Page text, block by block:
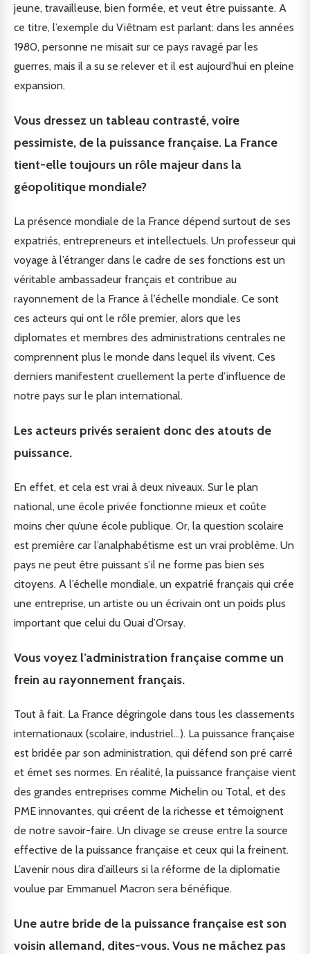
jeune, travailleuse, bien formée, et veut être puissante. A
ce titre, l’exemple du Viêtnam est parlant: dans les années
1980, personne ne misait sur ce pays ravagé par les
guerres, mais il a su se relever et il est aujourd’hui en pleine
expansion.
Vous dressez un tableau contrasté, voire
pessimiste, de la puissance française. La France
tient-elle toujours un rôle majeur dans la
géopolitique mondiale?
La présence mondiale de la France dépend surtout de ses
expatriés, entrepreneurs et intellectuels. Un professeur qui
voyage à l’étranger dans le cadre de ses fonctions est un
véritable ambassadeur français et contribue au
rayonnement de la France à l’échelle mondiale. Ce sont
ces acteurs qui ont le rôle premier, alors que les
diplomates et membres des administrations centrales ne
comprennent plus le monde dans lequel ils vivent. Ces
derniers manifestent cruellement la perte d’influence de
notre pays sur le plan international.
Les acteurs privés seraient donc des atouts de
puissance.
En effet, et cela est vrai à deux niveaux. Sur le plan
national, une école privée fonctionne mieux et coûte
moins cher qu’une école publique. Or, la question scolaire
est première car l’analphabétisme est un vrai problème. Un
pays ne peut être puissant s’il ne forme pas bien ses
citoyens. A l’échelle mondiale, un expatrié français qui crée
une entreprise, un artiste ou un écrivain ont un poids plus
important que celui du Quai d’Orsay.
Vous voyez l’administration française comme un
frein au rayonnement français.
Tout à fait. La France dégringole dans tous les classements
internationaux (scolaire, industriel…). La puissance française
est bridée par son administration, qui défend son pré carré
et émet ses normes. En réalité, la puissance française vient
des grandes entreprises comme Michelin ou Total, et des
PME innovantes, qui créent de la richesse et témoignent
de notre savoir-faire. Un clivage se creuse entre la source
effective de la puissance française et ceux qui la freinent.
L’avenir nous dira d’ailleurs si la réforme de la diplomatie
voulue par Emmanuel Macron sera bénéfique.
Une autre bride de la puissance française est son
voisin allemand, dites-vous. Vous ne mâchez pas